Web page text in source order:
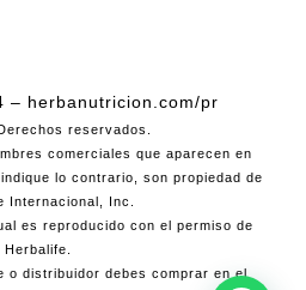
– herbanutricion.com/pr
reservados.
comerciales que aparecen en
lo contrario, son propiedad de
Internacional, Inc.
es reproducido con el permiso de
Herbalife.
o distribuidor debes comprar en el